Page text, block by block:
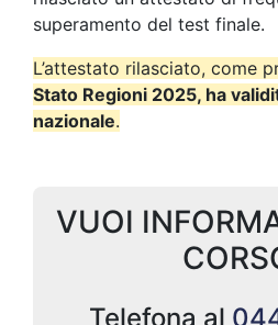
superamento del test finale.
L’attestato rilasciato, come
Stato Regioni 2025, ha
nazionale.
VUOI
Telefona al